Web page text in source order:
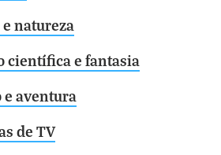
natureza
científica e fantasia
e aventura
de TV